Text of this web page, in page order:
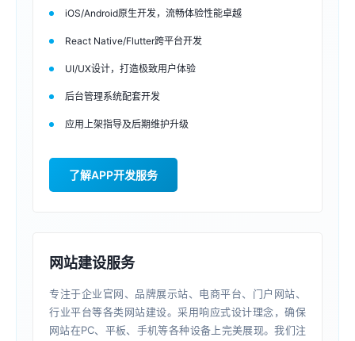
iOS/Android原生开发，流畅体验性能卓越
React Native/Flutter跨平台开发
UI/UX设计，打造极致用户体验
后台管理系统配套开发
应用上架指导及后期维护升级
了解APP开发服务
网站建设服务
专注于企业官网、品牌展示站、电商平台、门户网站、
行业平台等各类网站建设。采用响应式设计理念，确保
网站在PC、平板、手机等各种设备上完美展现。我们注